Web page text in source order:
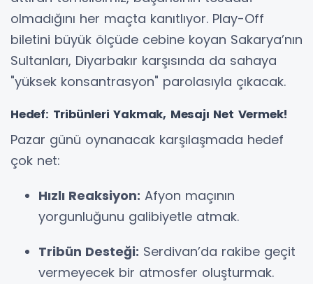
olmadığını her maçta kanıtlıyor. Play-Off
biletini büyük ölçüde cebine koyan Sakarya’nın
Sultanları, Diyarbakır karşısında da sahaya
"yüksek konsantrasyon" parolasıyla çıkacak.
Hedef: Tribünleri Yakmak, Mesajı Net Vermek!
Pazar günü oynanacak karşılaşmada hedef
çok net:
Hızlı Reaksiyon: Afyon maçının
yorgunluğunu galibiyetle atmak.
Tribün Desteği: Serdivan’da rakibe geçit
vermeyecek bir atmosfer oluşturmak.